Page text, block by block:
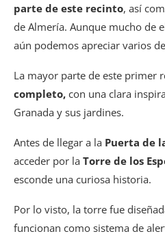
parte de este recinto, así
de Almería. Aunque mucho de
aún podemos apreciar varios
La mayor parte de este primer
completo, con una clara
Granada y sus jardines.
Antes de llegar a la Puerta de
acceder por la Torre de los
esconde una curiosa historia.
Por lo visto, la torre fue
funcionan como sistema de